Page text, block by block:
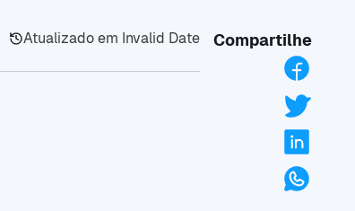
Atualizado em Invalid Date Compartilhe